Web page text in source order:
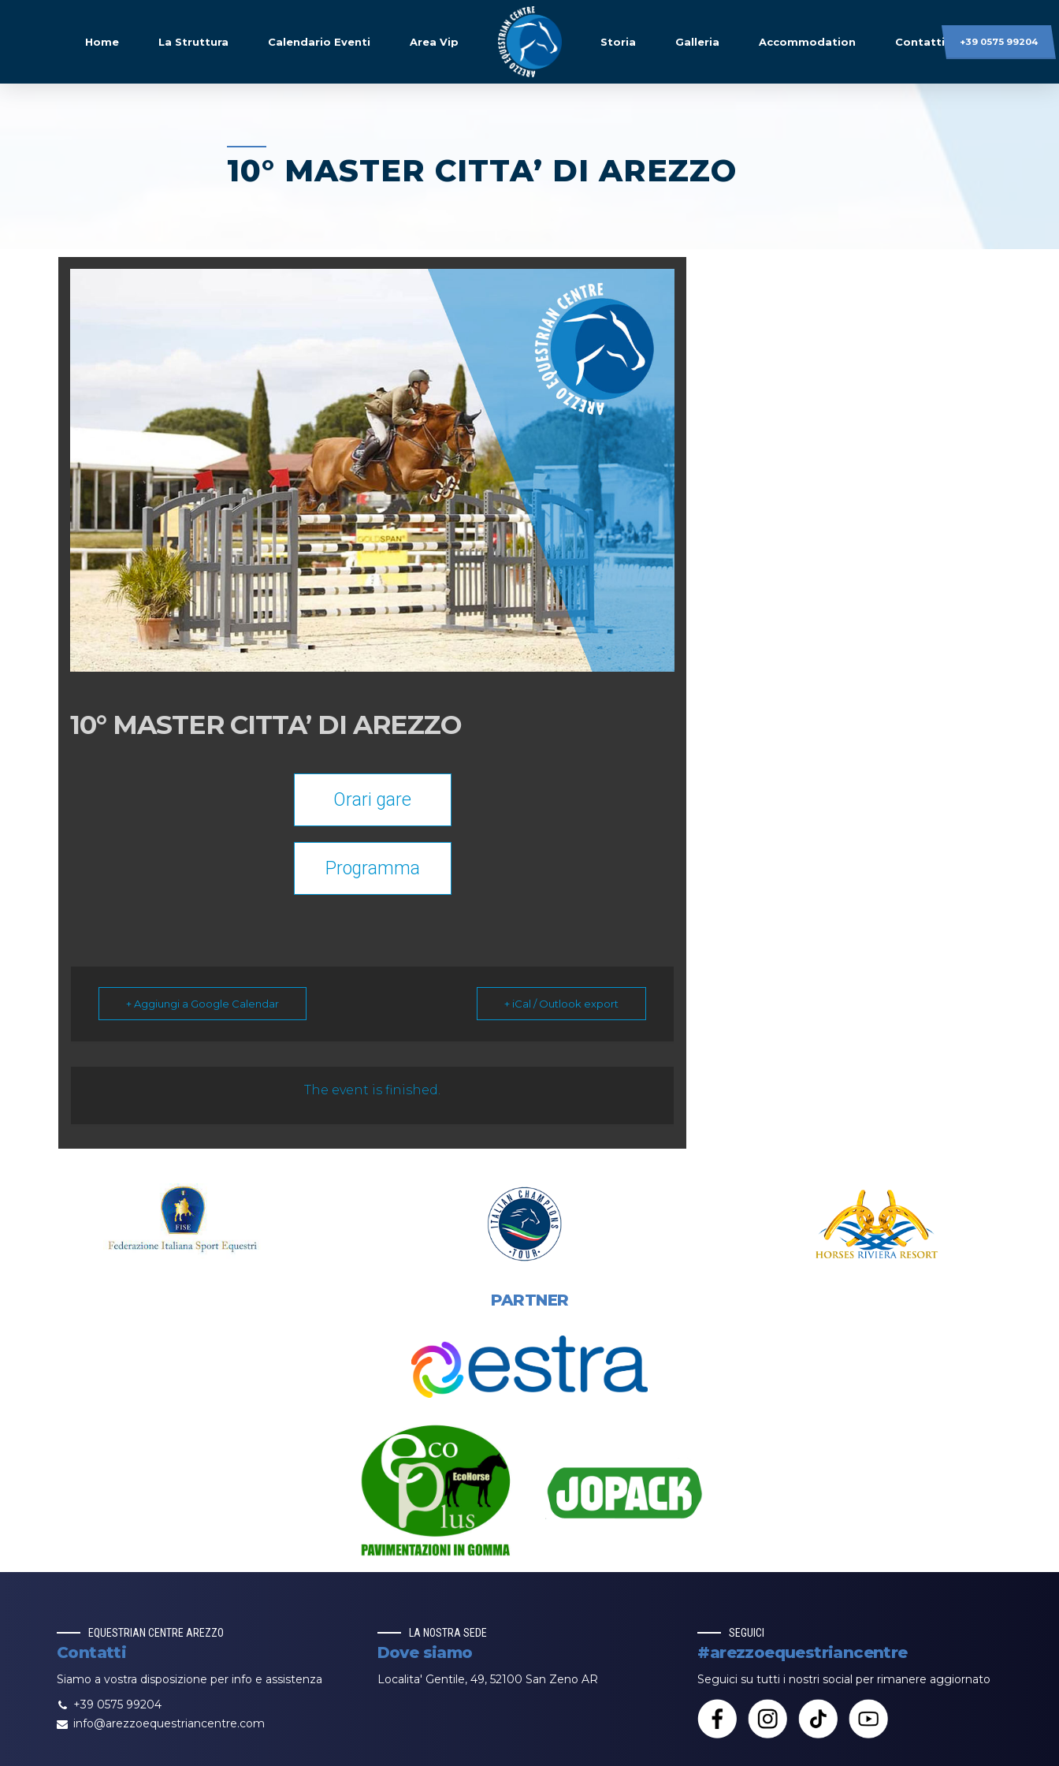
+39 0575 99204
Home La Struttura Calendario Eventi Area Vip Storia Galleria Accommodation Contatti
10° MASTER CITTA’ DI AREZZO
10° MASTER CITTA’ DI AREZZO
Orari gare
Programma
+ Aggiungi a Google Calendar + iCal / Outlook export
The event is finished.
PARTNER
EQUESTRIAN CENTRE AREZZO
Contatti
Siamo a vostra disposizione per info e assistenza
+39 0575 99204
info@arezzoequestriancentre.com
LA NOSTRA SEDE
Dove siamo
Localita' Gentile, 49, 52100 San Zeno AR
SEGUICI
#arezzoequestriancentre
Seguici su tutti i nostri social per rimanere aggiornato